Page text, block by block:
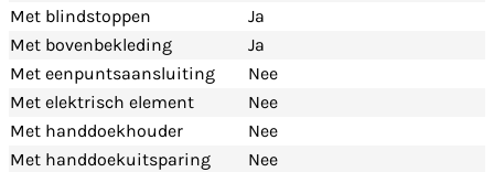
Met blindstoppen
Ja
Met bovenbekleding
Ja
Met eenpuntsaansluiting
Nee
Met elektrisch element
Nee
Met handdoekhouder
Nee
Met handdoekuitsparing
Nee